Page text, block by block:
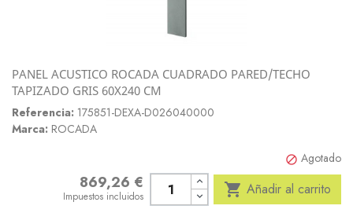
PANEL ACUSTICO ROCADA CUADRADO PARED/TECHO
TAPIZADO GRIS 60X240 CM
Referencia: 175851-DEXA-D026040000
Marca: ROCADA
 Agotado
Precio869,26 €
Impuestos incluidos  Añadir al carrito